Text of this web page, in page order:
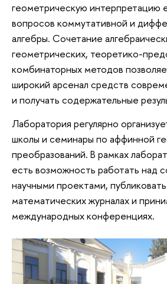
геометрическую интерпретацию
вопросов коммутативной и
алгебры. Сочетание
геометрических, теоретико-
комбинаторных методов
широкий арсенал средств
и получать содержательные
Лаборатория регулярно
школы и семинары по аффинной
преобразований. В рамках
есть возможность работать над
научными проектами,
математических журналах и
международных конференциях.